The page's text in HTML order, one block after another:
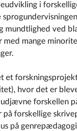
i
mundtlighed ved
mange
et
hvor det er
forskellen
på forskellige
på